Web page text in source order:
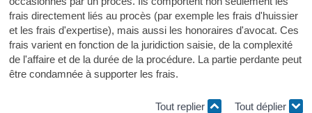
frais directement liés au procès (par exemple les frais d'huissier
et les frais d'expertise), mais aussi les honoraires d'avocat. Ces
frais varient en fonction de la juridiction saisie, de la complexité
de l'affaire et de la durée de la procédure. La partie perdante peut
être condamnée à supporter les frais.
Tout replier Tout déplier